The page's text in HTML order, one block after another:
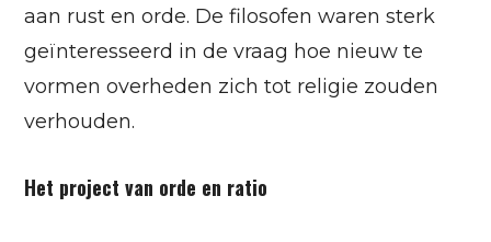
aan rust en orde. De filosofen waren sterk
geïnteresseerd in de vraag hoe nieuw te
vormen overheden zich tot religie zouden
verhouden.
Het project van orde en ratio